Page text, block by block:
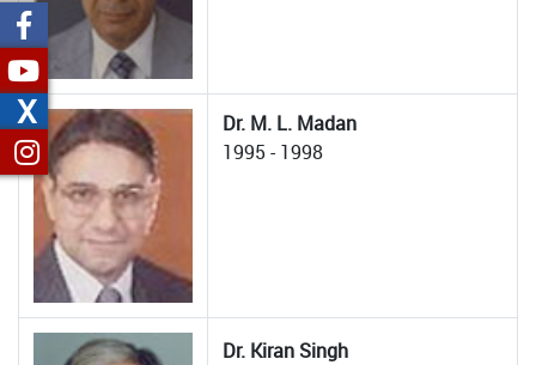
Dr. M. L. Madan
1995 - 1998
Dr. Kiran Singh
X